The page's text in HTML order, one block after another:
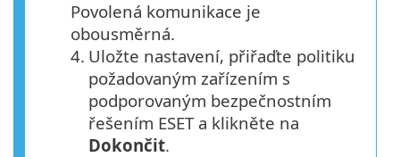
Povolená komunikace je
obousměrná.
4. Uložte nastavení, přiřaďte politiku
požadovaným zařízením s
podporovaným bezpečnostním
řešením ESET a klikněte na
Dokončit.